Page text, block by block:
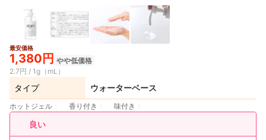
最安価格
1,380円 やや低価格
2.7円 / 1g（mL）
タイプ ウォーターベース
ホットジェル 香り付き 味付き
良い